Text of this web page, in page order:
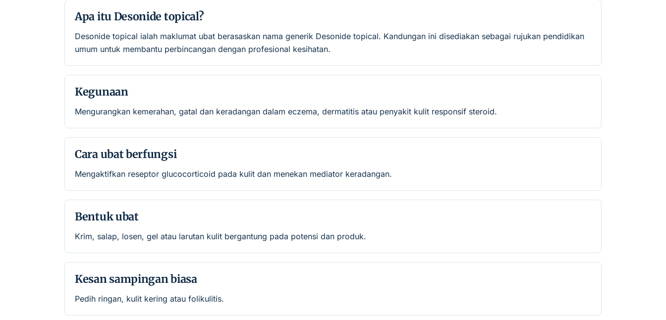
Apa itu Desonide topical?
Desonide topical ialah maklumat ubat berasaskan nama generik Desonide topical. Kandungan ini disediakan sebagai rujukan pendidikan
umum untuk membantu perbincangan dengan profesional kesihatan.
Kegunaan
Mengurangkan kemerahan, gatal dan keradangan dalam eczema, dermatitis atau penyakit kulit responsif steroid.
Cara ubat berfungsi
Mengaktifkan reseptor glucocorticoid pada kulit dan menekan mediator keradangan.
Bentuk ubat
Krim, salap, losen, gel atau larutan kulit bergantung pada potensi dan produk.
Kesan sampingan biasa
Pedih ringan, kulit kering atau folikulitis.